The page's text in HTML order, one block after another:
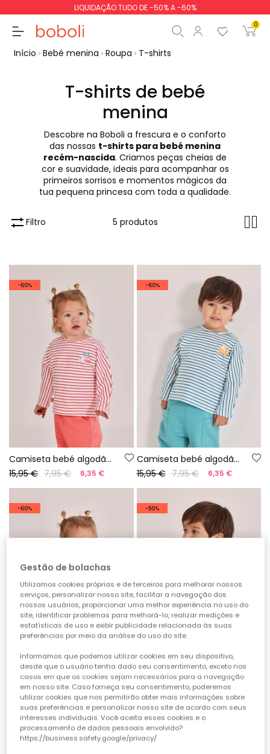
LIQUIDAÇÃO TUDO DE -50% A -60%
0
Continua Iniciar ordem
Início Bebé menina Roupa T-shirts
T-shirts de bebé
menina
Descobre na Boboli a frescura e o conforto
das nossas t-shirts para bebé menina
recém-nascida. Criamos peças cheias de
cor e suavidade, ideais para acompanhar os
primeiros sorrisos e momentos mágicos da
tua pequena princesa com toda a qualidade.
Filtro 5 produtos
-60%
Camiseta bebé algodão riscas
15,95 € 7,95 € 6,35 €
-60%
Camiseta bebé algodão listado
15,95 € 7,95 € 6,35 €
-60%
Camiseta bebé algodão em branco
15,95 €
7,95 € 6,35 €
-50%
Camiseta bebé malha algodão branco
15,95 €
7,95 €
-50%
Gestão de bolachas
Utilizamos cookies próprias e de terceiros para melhorar nossos
serviços, personalizar nosso site, facilitar a navegação dos
nossos usuários, proporcionar uma melhor experiência no uso do
site, identificar problemas para melhorá-lo, realizar medições e
estatísticas de uso e exibir publicidade relacionada às suas
preferências por meio da análise do uso do site.
Informamos que podemos utilizar cookies em seu dispositivo,
desde que o usuário tenha dado seu consentimento, exceto nos
casos em que os cookies sejam necessários para a navegação
em nosso site. Caso forneça seu consentimento, poderemos
utilizar cookies que nos permitirão obter mais informações sobre
suas preferências e personalizar nosso site de acordo com seus
interesses individuais. Você aceita esses cookies e o
processamento de dados pessoais envolvido?
https://business.safety.google/privacy/